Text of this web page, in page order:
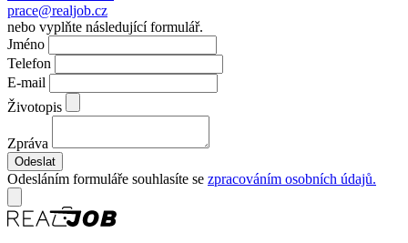
prace@realjob.cz
nebo vyplňte následující formulář.
Jméno
Telefon
E-mail
Životopis
Zpráva
Odesláním formuláře souhlasíte se zpracováním osobních údajů.